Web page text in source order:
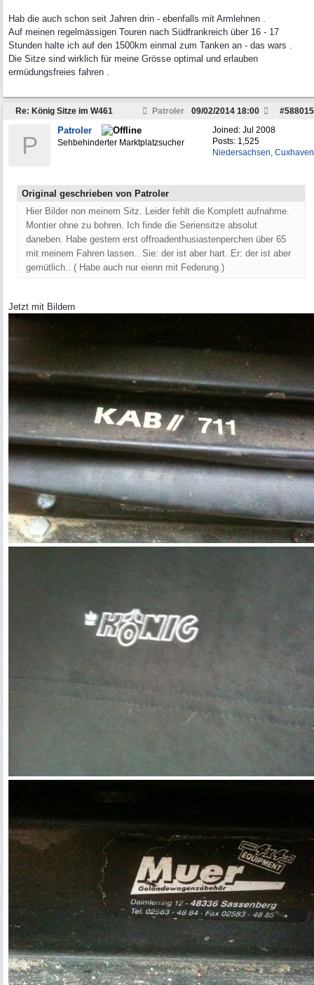
Hab die auch schon seit Jahren drin - ebenfalls mit Armlehnen .
Auf meinen regelmässigen Touren nach Südfrankreich über 16 - 17
Stunden halte ich auf den 1500km einmal zum Tanken an - das wars .
Die Sitze sind wirklich für meine Grösse optimal und erlauben
ermüdungsfreies fahren .
Re: König Sitze im W461 Patroler #588015
09/02/2014 18:00
Joined: Jul 2008
Posts: 1,525
Niedersachsen, Cuxhaven
P
Patroler
Sehbehinderter Marktplatzsucher
Original geschrieben von Patroler
Hier Bilder non meinem Sitz. Leider fehlt die Komplett aufnahme.
Montier ohne zu bohren. Ich finde die Seriensitze absolut
daneben. Habe gestern erst offroadenthusiastenperchen über 65
mit meinem Fahren lassen.. Sie: der ist aber hart. Er: der ist aber
gemütlich.. ( Habe auch nur eienn mit Federung.)
Jetzt mit Bildern